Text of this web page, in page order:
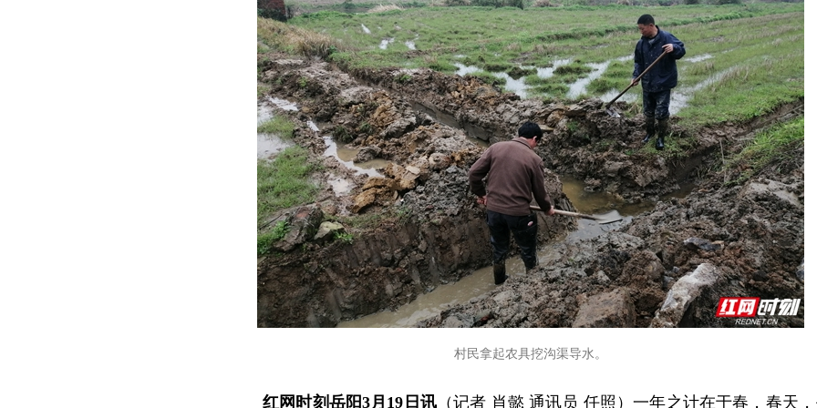
村民拿起农具挖沟渠导水。
红网时刻岳阳3月19日讯（记者 肖懿 通讯员 任照）一年之计在于春，春天